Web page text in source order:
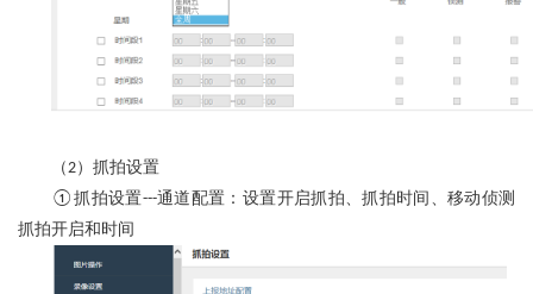
（2）抓拍设置
①抓拍设置---通道配置：设置开启抓拍、抓拍时间、移动侦测
抓拍开启和时间